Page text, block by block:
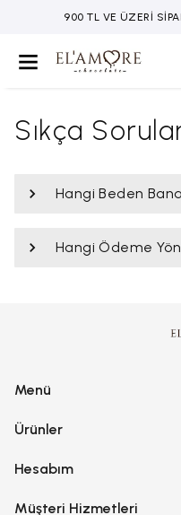
900 TL VE ÜZERİ
Sıkça
Hangi Beden
Hangi Ödeme
Menü
Ürünler
Hesabım
Müşteri Hizmetleri